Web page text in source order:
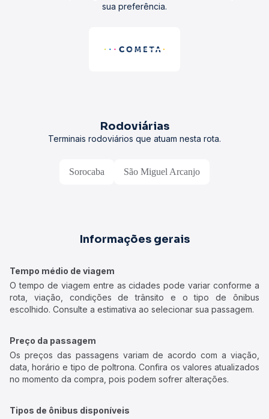
sua preferência.
Rodoviárias
Terminais rodoviários que atuam nesta rota.
Sorocaba São Miguel Arcanjo
Informações gerais
Tempo médio de viagem
O tempo de viagem entre as cidades pode variar conforme a
rota, viação, condições de trânsito e o tipo de ônibus
escolhido. Consulte a estimativa ao selecionar sua passagem.
Preço da passagem
Os preços das passagens variam de acordo com a viação,
data, horário e tipo de poltrona. Confira os valores atualizados
no momento da compra, pois podem sofrer alterações.
Tipos de ônibus disponíveis